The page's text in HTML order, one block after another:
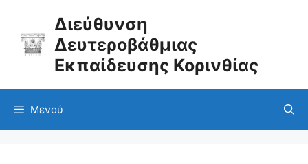
Διεύθυνση
Δευτεροβάθμιας
Εκπαίδευσης Κορινθίας
Μενού